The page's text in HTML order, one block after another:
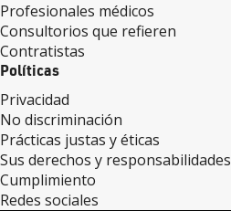
Profesionales médicos
Consultorios que refieren
Contratistas
Políticas
Privacidad
No discriminación
Prácticas justas y éticas
Sus derechos y responsabilidades
Cumplimiento
Redes sociales